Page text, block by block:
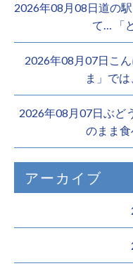
2026年08月08日道の
て… 「
2026年08月07日こ
ま」で
2026年08月07日ぶど
のまま
アーカイブ